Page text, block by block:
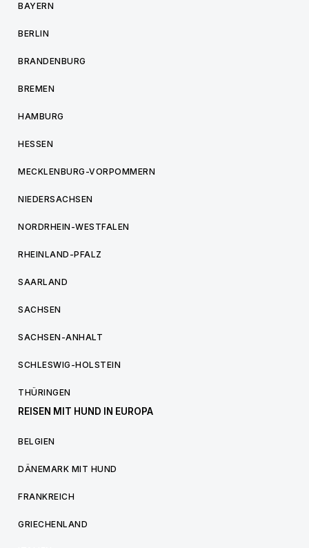
BAYERN
BERLIN
BRANDENBURG
BREMEN
HAMBURG
HESSEN
MECKLENBURG-VORPOMMERN
NIEDERSACHSEN
NORDRHEIN-WESTFALEN
RHEINLAND-PFALZ
SAARLAND
SACHSEN
SACHSEN-ANHALT
SCHLESWIG-HOLSTEIN
THÜRINGEN
REISEN MIT HUND IN EUROPA
BELGIEN
DÄNEMARK MIT HUND
FRANKREICH
GRIECHENLAND